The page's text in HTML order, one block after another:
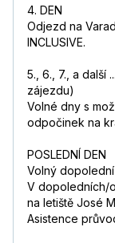
4. DEN
Odjezd na
INCLUSIVE.
5., 6., 7., a další
zájezdu)
Volné dny s
odpočinek na
POSLEDNÍ DEN
Volný
V dopoledních/
na letiště José
Asistence